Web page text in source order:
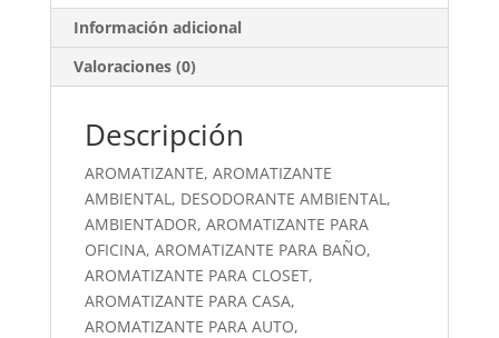
Información adicional
Valoraciones (0)
Descripción
AROMATIZANTE, AROMATIZANTE
AMBIENTAL, DESODORANTE AMBIENTAL,
AMBIENTADOR, AROMATIZANTE PARA
OFICINA, AROMATIZANTE PARA BAÑO,
AROMATIZANTE PARA CLOSET,
AROMATIZANTE PARA CASA,
AROMATIZANTE PARA AUTO,